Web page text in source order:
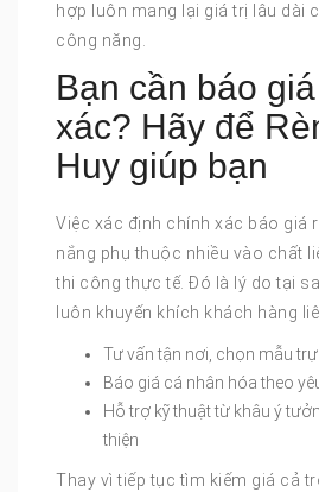
hợp luôn mang lại giá trị lâu dài
công năng.
Bạn cần báo
xác? Hãy để
Huy giúp bạn
Việc xác định chính xác báo giá
nắng phụ thuộc nhiều vào chất
thi công thực tế. Đó là lý do tại
luôn khuyến khích khách hàng
Tư vấn tận nơi, chọn mẫu
Báo giá cá nhân hóa theo
Hỗ trợ kỹ thuật từ khâu ý
thiện
Thay vì tiếp tục tìm kiếm giá cả